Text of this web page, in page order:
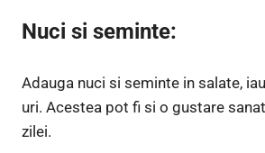
Nuci si seminte:
Adauga nuci si seminte in salate,
uri. Acestea pot fi si o gustare
zilei.